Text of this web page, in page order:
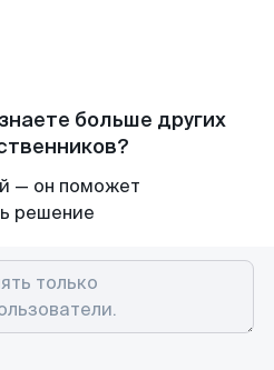
больше других
— он поможет
решение